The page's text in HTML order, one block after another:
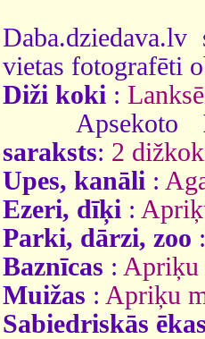
vietas fotografēti
Diži koki :
Apsekoto
saraksts: 2
Upes, kanāli :
Ezeri, dīķi :
Parki, dārzi, zoo
Baznīcas : Apriķu
Muižas : Apriķu
Sabiedriskās